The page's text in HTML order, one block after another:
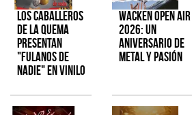
Los Caballeros
de la Quema
presentan
"Fulanos de
Nadie" en vinilo
Wacken Open Air
2026: Un
aniversario de
metal y pasión